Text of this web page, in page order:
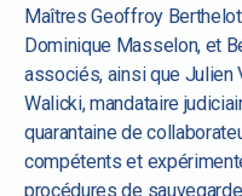
Maîtres Geoffroy
Dominique Masselon, et
associés, ainsi que Julien
Walicki, mandataire
quarantaine de
compétents et
procédures de